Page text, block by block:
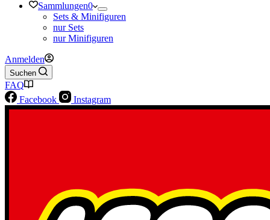
Sammlungen0
Sets & Minifiguren
nur Sets
nur Minifiguren
Anmelden
Suchen
FAQ
Facebook
Instagram